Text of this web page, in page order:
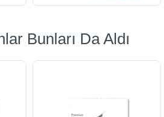
Bunları Da Aldı